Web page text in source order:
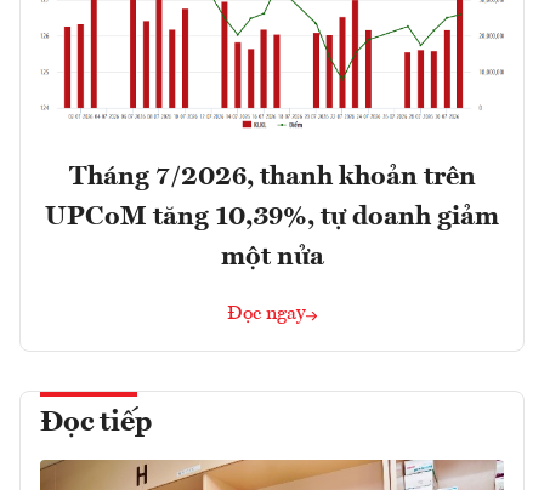
Tháng 7/2026, thanh khoản trên
UPCoM tăng 10,39%, tự doanh giảm
một nửa
Đọc ngay
Đọc tiếp